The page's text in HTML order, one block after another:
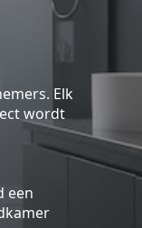
Elk
wordt
een